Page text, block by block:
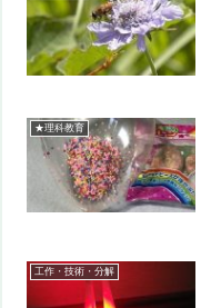
★理科教育
工作・技術・分解